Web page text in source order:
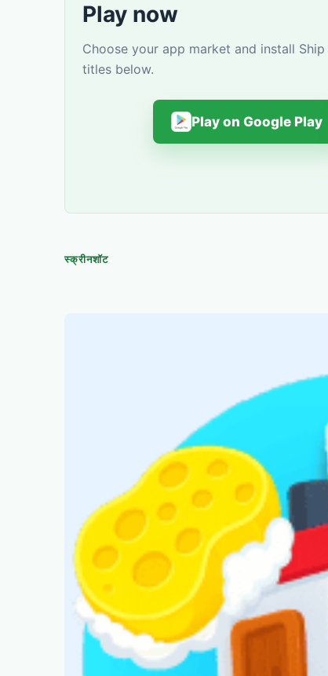
Play now
Choose your app market and install
titles below.
Play on Google Play
स्क्रीनशॉट